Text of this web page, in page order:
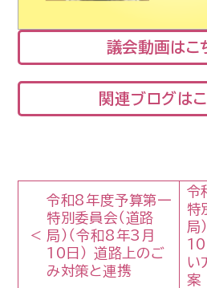
議会動画はこ
関連ブログは
令和8年度予算第一
特別委員会（道路
局）（令和8年3月
10日） 道路上のご
み対策と連携
令
特
局
10
い
案